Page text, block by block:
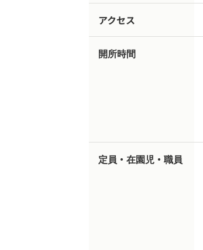
アクセス
開所時間
定員・在園児・職員